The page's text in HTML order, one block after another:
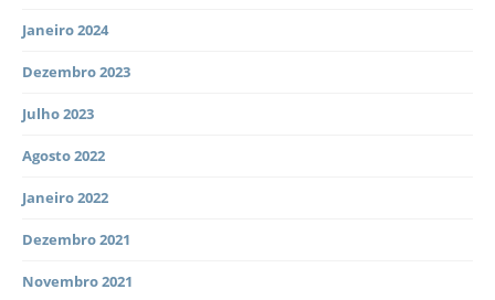
Janeiro 2024
Dezembro 2023
Julho 2023
Agosto 2022
Janeiro 2022
Dezembro 2021
Novembro 2021